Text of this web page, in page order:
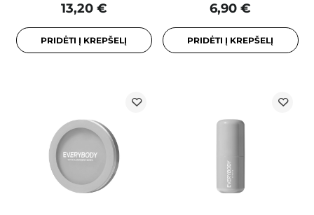
13,20 €
PRIDĖTI Į KREPŠELĮ
6,90 €
PRIDĖTI Į KREPŠELĮ